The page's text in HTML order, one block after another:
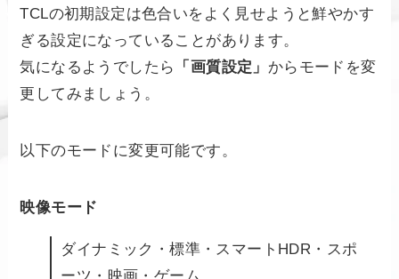
TCLの初期設定は色合いをよく見せようと鮮やかす
ぎる設定になっていることがあります。
気になるようでしたら
「画質設定」 からモードを変
更してみましょう。
以下のモードに変更可能です。
映像モード
ダイナミック・標準・スマートHDR・スポ